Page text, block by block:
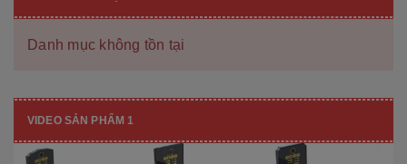
Danh mục không tồn tại
VIDEO SẢN PHẨM 1